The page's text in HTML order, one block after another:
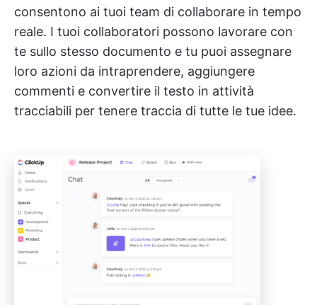
consentono ai tuoi team di collaborare in tempo
reale. I tuoi collaboratori possono lavorare con
te sullo stesso documento e tu puoi assegnare
loro azioni da intraprendere, aggiungere
commenti e convertire il testo in attività
tracciabili per tenere traccia di tutte le tue idee.